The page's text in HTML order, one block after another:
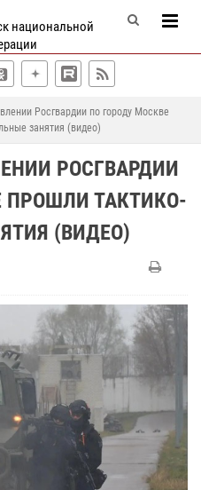
национальной
Росгвардии по городу Москве
занятия (видео)
РОСГВАРДИИ
ПРОШЛИ ТАКТИКО-
(ВИДЕО)